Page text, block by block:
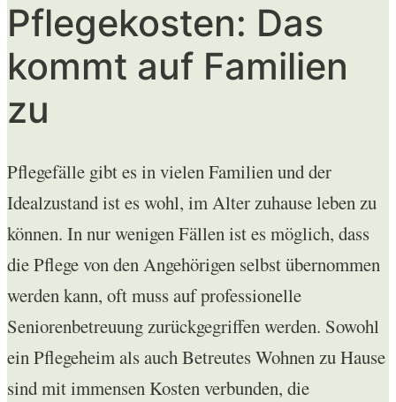
Pflegekosten: Das
kommt auf Familien
zu
Pflegefälle gibt es in vielen Familien und der
Idealzustand ist es wohl, im Alter zuhause leben zu
können. In nur wenigen Fällen ist es möglich, dass
die Pflege von den Angehörigen selbst übernommen
werden kann, oft muss auf professionelle
Seniorenbetreuung zurückgegriffen werden. Sowohl
ein Pflegeheim als auch Betreutes Wohnen zu Hause
sind mit immensen Kosten verbunden, die